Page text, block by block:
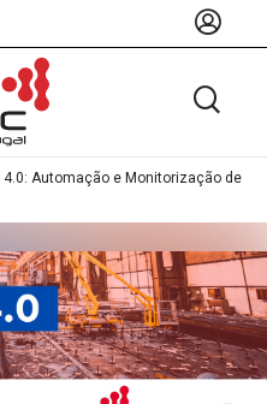
4.0: Automação e Monitorização de